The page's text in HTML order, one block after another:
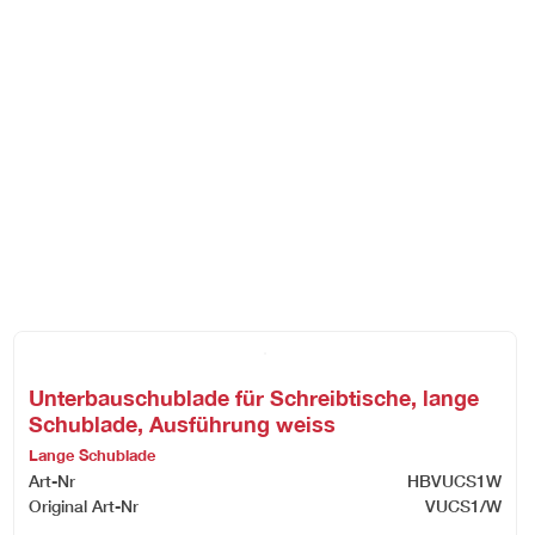
Unterbauschublade für Schreibtische, lange
Schublade, Ausführung weiss
Lange Schublade
Art-Nr
HBVUCS1W
Original Art-Nr
VUCS1/W